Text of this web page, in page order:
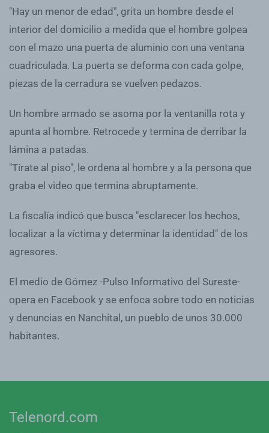
"Hay un menor de edad", grita un hombre desde el
interior del domicilio a medida que el hombre golpea
con el mazo una puerta de aluminio con una ventana
cuadriculada. La puerta se deforma con cada golpe,
piezas de la cerradura se vuelven pedazos.
Un hombre armado se asoma por la ventanilla rota y
apunta al hombre. Retrocede y termina de derribar la
lámina a patadas.
"Tírate al piso", le ordena al hombre y a la persona que
graba el video que termina abruptamente.
La fiscalía indicó que busca "esclarecer los hechos,
localizar a la víctima y determinar la identidad" de los
agresores.
El medio de Gómez -Pulso Informativo del Sureste-
opera en Facebook y se enfoca sobre todo en noticias
y denuncias en Nanchital, un pueblo de unos 30.000
habitantes.
Telenord.com